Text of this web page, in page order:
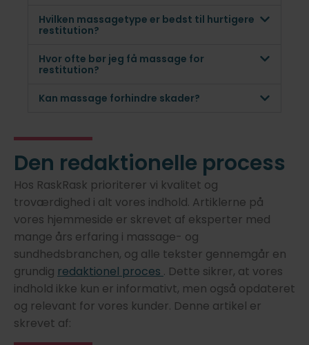
Hvilken massagetype er bedst til hurtigere
restitution?
Hvor ofte bør jeg få massage for
restitution?
Kan massage forhindre skader?
Den redaktionelle process
Hos RaskRask prioriterer vi kvalitet og
troværdighed i alt vores indhold. Artiklerne på
vores hjemmeside er skrevet af eksperter med
mange års erfaring i massage- og
sundhedsbranchen, og alle tekster gennemgår en
grundig redaktionel proces . Dette sikrer, at vores
indhold ikke kun er informativt, men også opdateret
og relevant for vores kunder. Denne artikel er
skrevet af: